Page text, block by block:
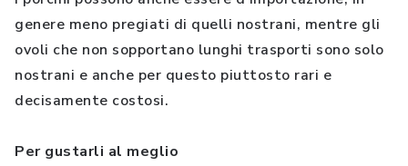
genere meno pregiati di quelli nostrani, mentre gli
ovoli che non sopportano lunghi trasporti sono solo
nostrani e anche per questo piuttosto rari e
decisamente costosi.
Per gustarli al meglio